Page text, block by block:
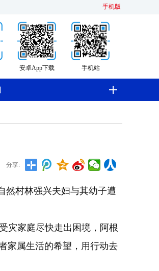
手机版
手机站
安卓App下载
分享:
村林强兴夫妇与其幼子遭
灾家庭尽快走出困境，阿根
家属生活的希望，用行动去